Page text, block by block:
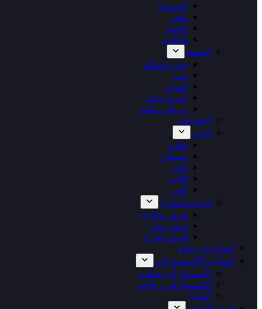
كونسيلر
بلشر
كونتور
هايلايتر
الشفاه
حمرة سائلة
تنت
كلوس
حمرة ستك
مرطب شفة
الحواجب
العين
شادو
مسكارا
كحل
ايلاينر
كلتر
ادوات المكياج
فرش مكياج
بيوتي بلندر
ادوات اخرى
العناية الرجالية
الهدايا والأكسسوارات
اكسسوارات نسائية
اكسسوارات رجالية
الهدايا